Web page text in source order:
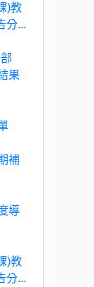
)教
分...
果
補
導
)教
分...